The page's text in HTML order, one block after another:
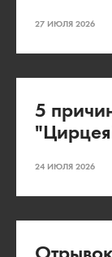
27 ИЮЛЯ 2026
5
24 ИЮЛЯ 2026